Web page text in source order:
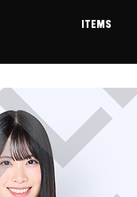
ITEMS